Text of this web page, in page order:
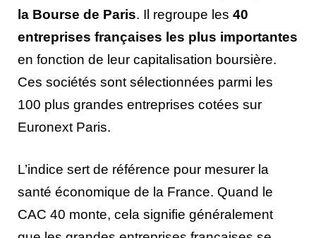
la Bourse de Paris. Il regroupe les 40
entreprises françaises les plus importantes
en fonction de leur capitalisation boursière.
Ces sociétés sont sélectionnées parmi les
100 plus grandes entreprises cotées sur
Euronext Paris.
L’indice sert de référence pour mesurer la
santé économique de la France. Quand le
CAC 40 monte, cela signifie généralement